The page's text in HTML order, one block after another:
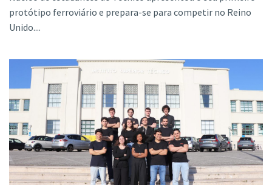
protótipo ferroviário e prepara-se para competir no Reino
Unido....